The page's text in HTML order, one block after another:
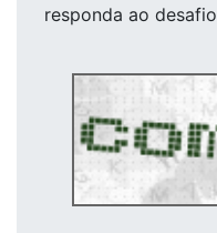
responda ao